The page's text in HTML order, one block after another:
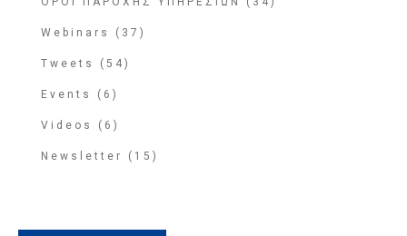
Webinars (37)
Tweets (54)
Events (6)
Videos (6)
Newsletter (15)